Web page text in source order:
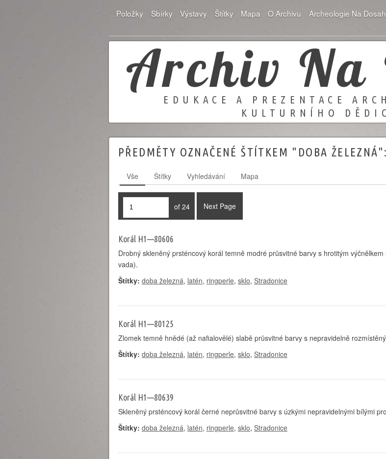
Položky Sbírky Výstavy Štítky Mapa O Archivu Archeologie Na Dosah
Archiv Na
EDUKACE A PREZENTACE
KULTURNÍHO
PŘEDMĚTY OZNAČENÉ ŠTÍTKEM "DOBA ŽELEZNÁ":
Vše Štítky Vyhledávání Mapa
of 24 Next Page
Korál H1—80606
Drobný skleněný prsténcový korál temně modré průsvitné barvy s hrotitým
vada).
Štítky: doba železná, latén, ringperle, sklo, Stradonice
Korál H1—80125
Zlomek temně hnědé (až nafialovělé) slabě průsvitné barvy s nepravidelně
Štítky: doba železná, latén, ringperle, sklo, Stradonice
Korál H1—80639
Skleněný prsténcový korál černé neprůsvitné barvy s úzkými nepravidelnými bílými
Štítky: doba železná, latén, ringperle, sklo, Stradonice